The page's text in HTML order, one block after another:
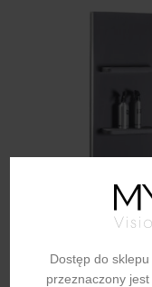
Dostęp do
przeznaczony